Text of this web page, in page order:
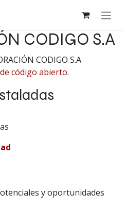
CODIGO S.A
CODIGO S.A
de código abierto.
y oportunidades